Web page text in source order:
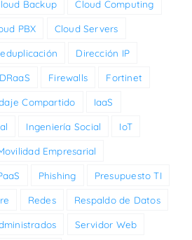
Backup Cloud Computing
PBX Cloud Servers
Dirección IP
DRaaS Firewalls Fortinet
Compartido IaaS
Ingeniería Social IoT
Empresarial
Phishing Presupuesto TI
Redes Respaldo de Datos
Servidor Web